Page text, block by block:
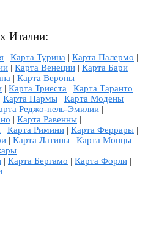
Италии:
| Карта Турина | Карта Палермо |
| Карта Венеции | Карта Бари |
| Карта Вероны |
| Карта Триеста | Карта Таранто |
Карта Пармы | Карта Модены |
Реджо-нель-Эмилии |
| Карта Равенны |
| Карта Римини | Карта Феррары |
| Карта Латины | Карта Монцы |
|
| Карта Бергамо | Карта Форли |